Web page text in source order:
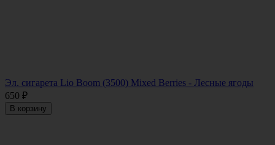
Эл. сигарета Lio Boom (3500) Mixed Berries - Лесные ягоды
650 ₽
В корзину